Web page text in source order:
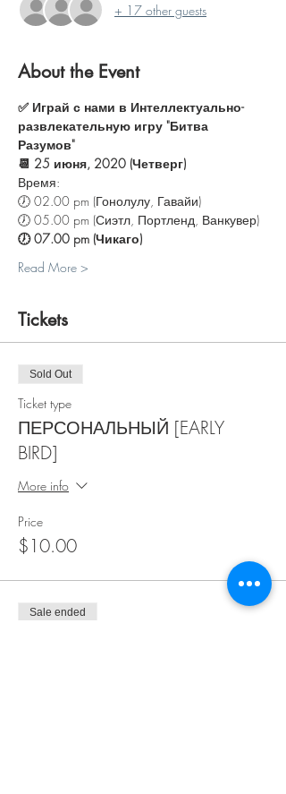
+ 17 other guests
About the Event
✅ Играй с нами в Интеллектуально-
развлекательную игру "Битва
Разумов"
📆 25 июня, 2020 (Четверг)
Время:
🕖 02.00 pm (Гонолулу, Гавайи)
🕖 05.00 pm (Сиэтл, Портленд, Ванкувер)
🕖 07.00 pm (Чикаго)
Read More >
Tickets
Sold Out
Ticket type
ПЕРСОНАЛЬНЫЙ [EARLY
BIRD]
More info
Price
$10.00
Sale ended